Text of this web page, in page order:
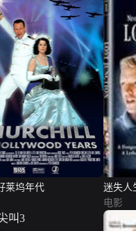
莱坞年代
迷失人
电影